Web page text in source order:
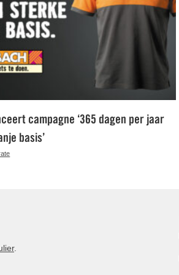
campagne ‘365 dagen per jaar
basis’
.